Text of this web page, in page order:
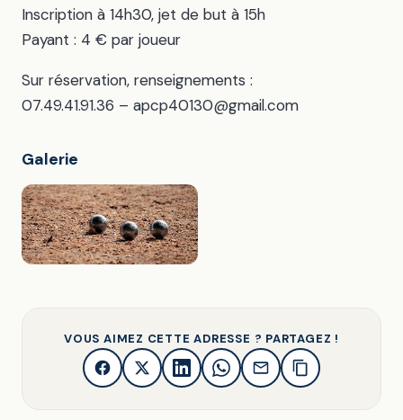
Inscription à 14h30, jet de but à 15h
Payant : 4 € par joueur
Sur réservation, renseignements :
07.49.41.91.36 – apcp40130@gmail.com
Galerie
VOUS AIMEZ CETTE ADRESSE ? PARTAGEZ !